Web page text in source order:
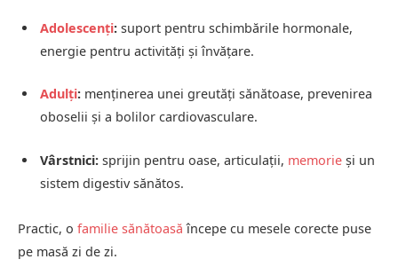
Adolescenți: suport pentru schimbările hormonale,
energie pentru activități și învățare.
Adulți: menținerea unei greutăți sănătoase, prevenirea
oboselii și a bolilor cardiovasculare.
Vârstnici: sprijin pentru oase, articulații, memorie și un
sistem digestiv sănătos.
Practic, o familie sănătoasă începe cu mesele corecte puse
pe masă zi de zi.